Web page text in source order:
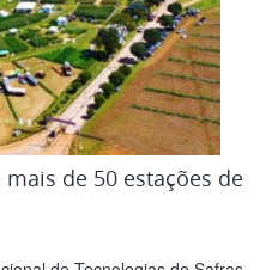
de 50 estações de